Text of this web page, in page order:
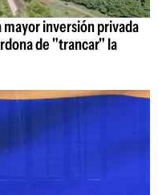
inversión privada
de "trancar" la